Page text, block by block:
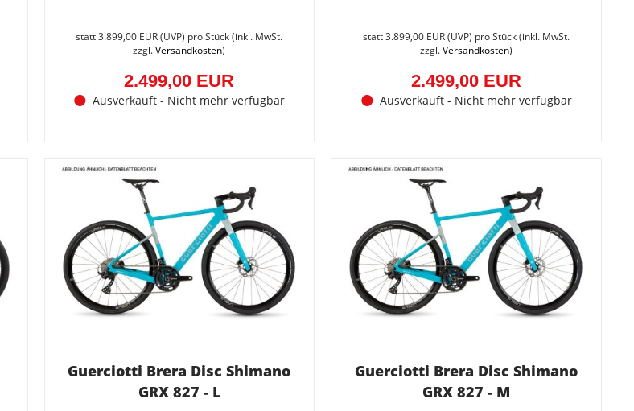
statt3.899,00 EUR(UVP) pro Stück (inkl. MwSt.
zzgl.Versandkosten)
2.499,00 EUR
Ausverkauft - Nicht mehr verfügbar
statt3.899,00 EUR(UVP) pro Stück (inkl. MwSt.
zzgl.Versandkosten)
2.499,00 EUR
Ausverkauft - Nicht mehr verfügbar
Guerciotti Brera Disc Shimano
GRX 827 - L
Guerciotti Brera Disc Shimano
GRX 827 - M